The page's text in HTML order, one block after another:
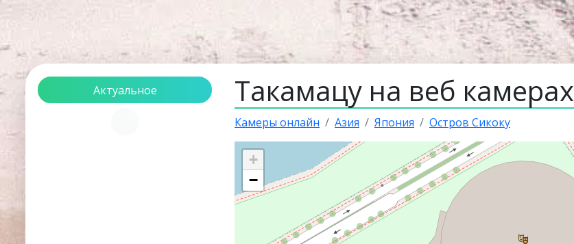
Актуальное Такамацу на веб камерах
Камеры онлайн Азия Япония Остров Сикоку
+
−